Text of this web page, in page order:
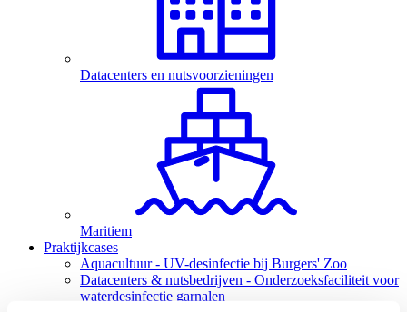
Datacenters en nutsvoorzieningen
Maritiem
Praktijkcases
Aquacultuur - UV-desinfectie bij Burgers' Zoo
Datacenters & nutsbedrijven - Onderzoeksfaciliteit voor
waterdesinfectie garnalen